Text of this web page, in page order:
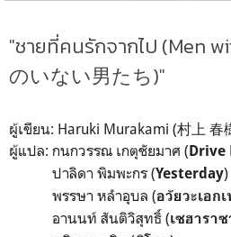
"ชายที่คนรักจากไป (Men
のいない男たち)"
ผู้เขียน: Haruki Murakami (村上 春
ผู้แปล: กนกวรรณ เกตุชัยมาศ ( Drive
ปาลิดา พิมพะกร (Yesterday)
พรรษา หลำอุบล (อวัยวะเอก
อานนท์ สันติวิสุทธิ์ (เซฮารา